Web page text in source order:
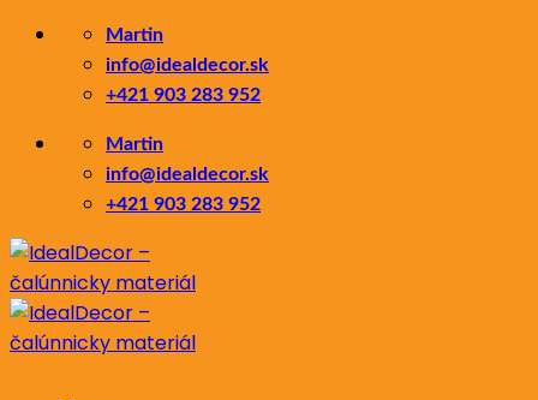
Skip
content
Martin
info@idealdecor.sk
+421 903 283 952
Martin
info@idealdecor.sk
+421 903 283 952